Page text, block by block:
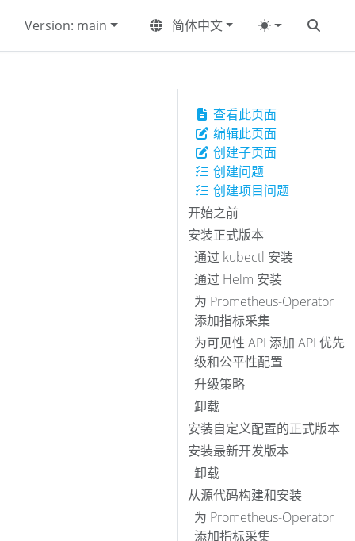
Version: main 简体中文
查看此页面
编辑此页面
创建子页面
创建问题
创建项目问题
开始之前
安装正式版本
通过 kubectl 安装
通过 Helm 安装
为 Prometheus-Operator
添加指标采集
为可见性 API 添加 API 优先
级和公平性配置
升级策略
卸载
安装自定义配置的正式版本
安装最新开发版本
卸载
从源代码构建和安装
为 Prometheus-Operator
添加指标采集